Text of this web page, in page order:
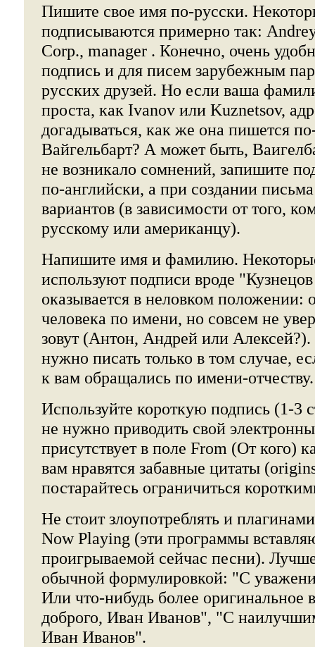
Пишите свое имя по-русски.
подписываются примерно так:
Corp., manager . Конечно, очень
подпись и для писем зарубежным
русских друзей. Но если ваша
проста, как Ivanov или Kuznetsov,
догадываться, как же она пишется
Вайгельбарт? А может быть,
не возникало сомнений, запишите
по-английски, а при создании
вариантов (в зависимости от того,
русскому или американцу).
Напишите имя и фамилию.
используют подписи вроде
оказывается в неловком положении:
человека по имени, но совсем не
зовут (Антон, Андрей или Алексей?).
нужно писать только в том случае,
к вам обращались по имени-отчеству.
Используйте короткую подпись (1-3
не нужно приводить свой
присутствует в поле From (От кого)
вам нравятся забавные цитаты
постарайтесь ограничиться
Не стоит злоупотреблять и
Now Playing (эти программы
проигрываемой сейчас песни).
обычной формулировкой: "С
Или что-нибудь более оригинальное
доброго, Иван Иванов", "С
Иван Иванов".